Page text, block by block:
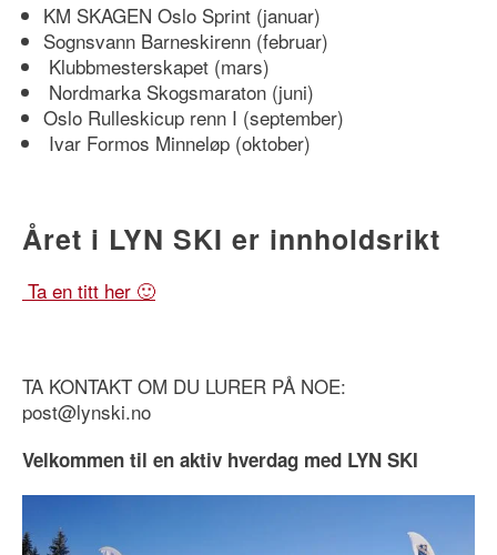
KM SKAGEN Oslo Sprint (januar)
Sognsvann Barneskirenn (februar)
Klubbmesterskapet (mars)
Nordmarka Skogsmaraton (juni)
Oslo Rulleskicup renn I (september)
Ivar Formos Minneløp (oktober)
Året i LYN SKI er innholdsrikt
Ta en titt her 🙂
TA KONTAKT OM DU LURER PÅ NOE:
post@lynski.no
Velkommen til en aktiv hverdag med LYN SKI